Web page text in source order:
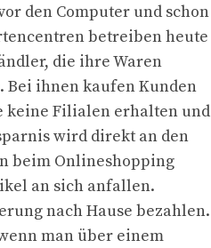
den Computer und schon
betreiben heute
die ihre Waren
ihnen kaufen Kunden
keine Filialen erhalten und
wird direkt an den
beim Onlineshopping
an sich anfallen.
nach Hause bezahlen.
man über einem